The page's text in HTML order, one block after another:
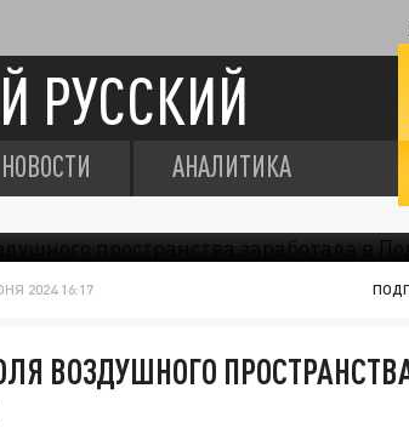
РУССКИЙ
НОВОСТИ АНАЛИТИКА
2024 16:17
ВОЗДУШНОГО